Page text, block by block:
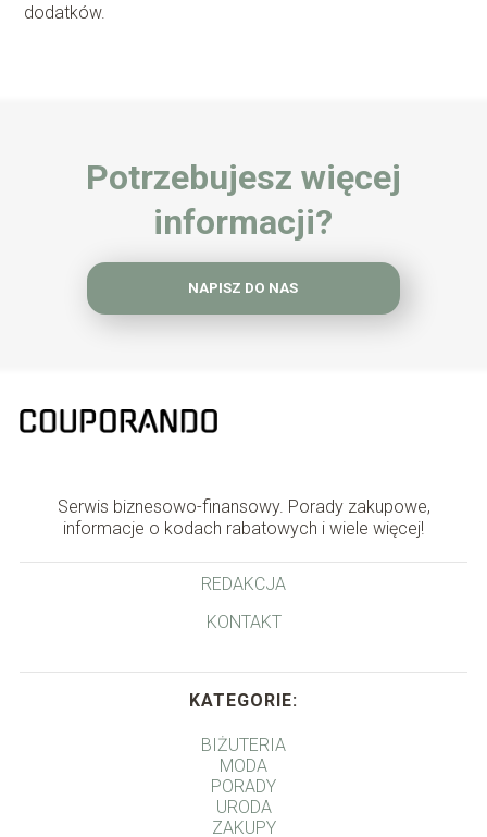
dodatków.
Potrzebujesz więcej
informacji?
NAPISZ DO NAS
Serwis biznesowo-finansowy. Porady zakupowe,
informacje o kodach rabatowych i wiele więcej!
REDAKCJA
KONTAKT
KATEGORIE:
BIŻUTERIA
MODA
PORADY
URODA
ZAKUPY